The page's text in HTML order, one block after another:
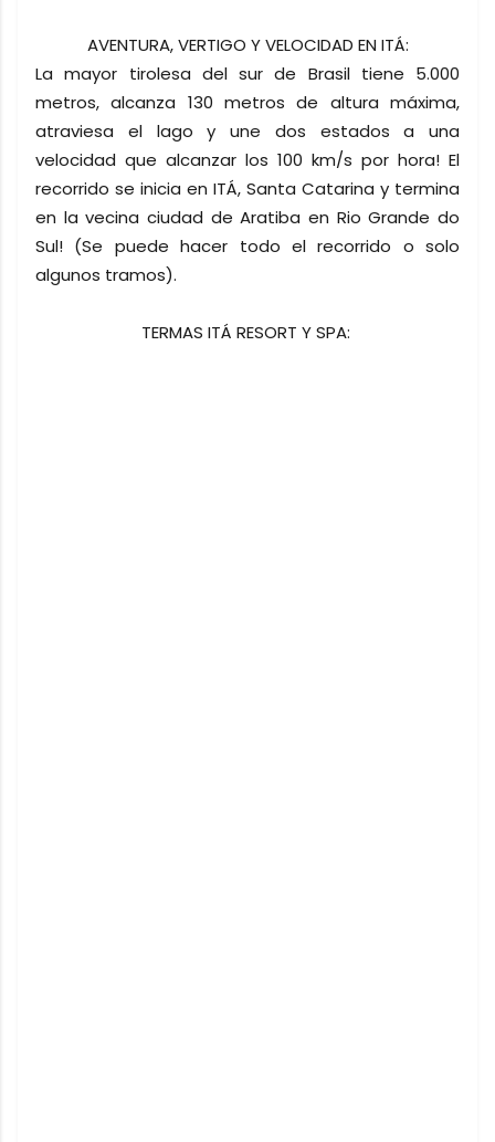
AVENTURA, VERTIGO Y VELOCIDAD EN ITÁ:
La mayor tirolesa del sur de Brasil tiene 5.000
metros, alcanza 130 metros de altura máxima,
atraviesa el lago y une dos estados a una
velocidad que alcanzar los 100 km/s por hora! El
recorrido se inicia en ITÁ, Santa Catarina y termina
en la vecina ciudad de Aratiba en Rio Grande do
Sul! (Se puede hacer todo el recorrido o solo
algunos tramos).
TERMAS ITÁ RESORT Y SPA: